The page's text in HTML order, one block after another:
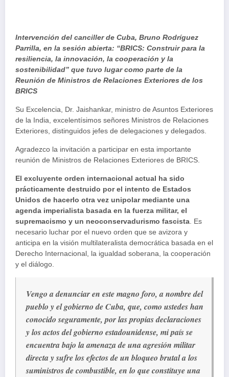
Intervención del canciller de Cuba, Bruno Rodríguez
Parrilla, en la sesión abierta: “BRICS: Construir para la
resiliencia, la innovación, la cooperación y la
sostenibilidad” que tuvo lugar como parte de la
Reunión de Ministros de Relaciones Exteriores de los
BRICS
Su Excelencia, Dr. Jaishankar, ministro de Asuntos Exteriores
de la India, excelentísimos señores Ministros de Relaciones
Exteriores, distinguidos jefes de delegaciones y delegados.
Agradezco la invitación a participar en esta importante
reunión de Ministros de Relaciones Exteriores de BRICS.
El excluyente orden internacional actual ha sido
prácticamente destruido por el intento de Estados
Unidos de hacerlo otra vez unipolar mediante una
agenda imperialista basada en la fuerza militar, el
supremacismo y un neoconservadurismo fascista. Es
necesario luchar por el nuevo orden que se avizora y
anticipa en la visión multilateralista democrática basada en el
Derecho Internacional, la igualdad soberana, la cooperación
y el diálogo.
Vengo a denunciar en este magno foro, a nombre del
pueblo y el gobierno de Cuba, que, como ustedes han
conocido seguramente, por las propias declaraciones
y los actos del gobierno estadounidense, mi país se
encuentra bajo la amenaza de una agresión militar
directa y sufre los efectos de un bloqueo brutal a los
suministros de combustible, en lo que constituye una